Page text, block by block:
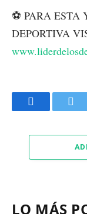
⚽ PARA ESTA
DEPORTIVA
Facebook
LO MÁS